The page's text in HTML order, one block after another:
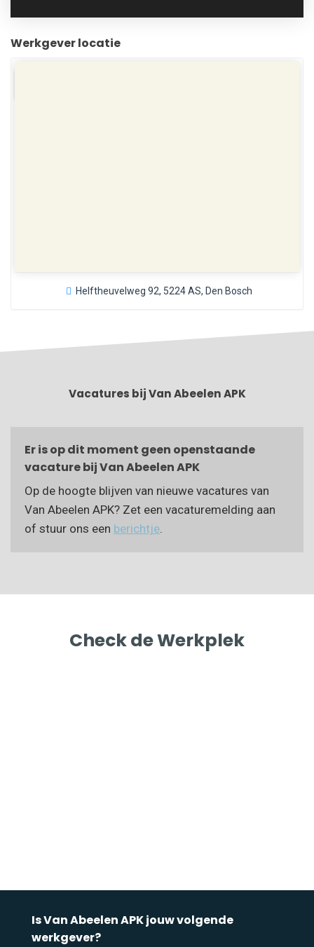
Werkgever locatie
Helftheuvelweg 92, 5224 AS, Den Bosch
Vacatures bij Van Abeelen APK
Er is op dit moment geen openstaande
vacature bij Van Abeelen APK
Op de hoogte blijven van nieuwe vacatures van
Van Abeelen APK? Zet een vacaturemelding aan
of stuur ons een berichtje
Check de Werkplek
Is Van Abeelen APK jouw volgende
werkgever?